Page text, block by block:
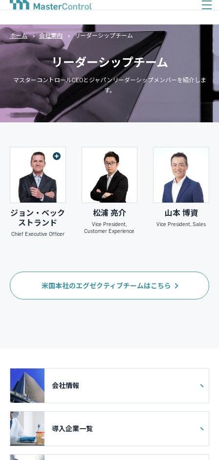
ホーム 会社案内 リーダーシップチーム
リーダーシップチーム
マスターコントロールCEOとジャパンリーダーシップメンバーを紹介しま
す。
ジョン・ベック
ストランド
Chief Executive Officer
松浦 亮介
Vice President,
Customer Experience
山本 博資
Vice President, Sales
米国本社のエグゼクティブチームはこちら
会社情報
導入企業一覧